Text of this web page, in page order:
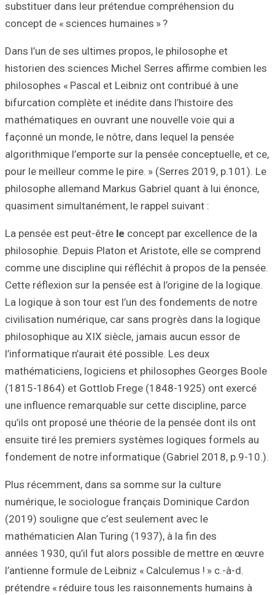
substituer dans
Dans l’un de
historien des
philosophes «
bifurcation
mathématiques
façonné un
algorithmique
pour le meilleur
philosophe
quasiment
La pensée est
philosophie.
comme une
Cette réflexion
La logique à
civilisation
philosophique
l’informatique
(1815-1864) et
une influence
qu’ils ont
ensuite tiré les
fondement de
Plus
numérique, le
(2019) souligne
mathématicien
années 1930,
l’antienne
prétendre «